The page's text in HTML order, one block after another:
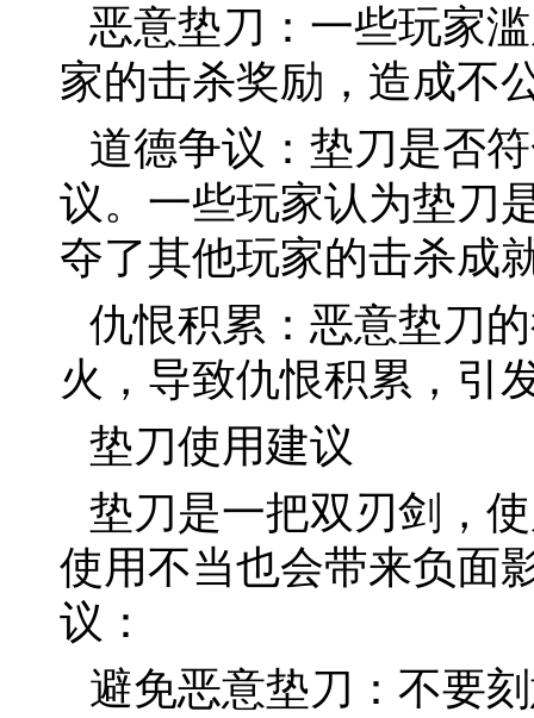
恶意垫刀：一些玩家
家的击杀奖励，造成不
道德争议：垫刀是否
议。一些玩家认为垫刀
夺了其他玩家的击杀成
仇恨积累：恶意垫刀
火，导致仇恨积累，引
垫刀使用建议
垫刀是一把双刃剑，
使用不当也会带来负面
议：
避免恶意垫刀：不要